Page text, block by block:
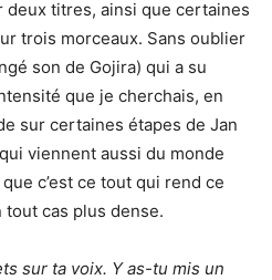
deux titres, ainsi que certaines
trois morceaux. Sans oublier
son de Gojira) qui a su
que je cherchais, en
sur certaines étapes de Jan
viennent aussi du monde
c’est ce tout qui rend ce
tout cas plus dense.
sur ta voix. Y as-tu mis un